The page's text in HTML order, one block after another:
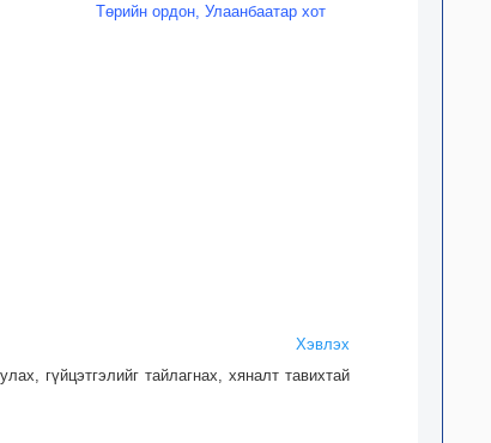
Төрийн ордон, Улаанбаатар хот
Хэвлэх
гүйцэтгэлийг тайлагнах, хяналт тавихтай